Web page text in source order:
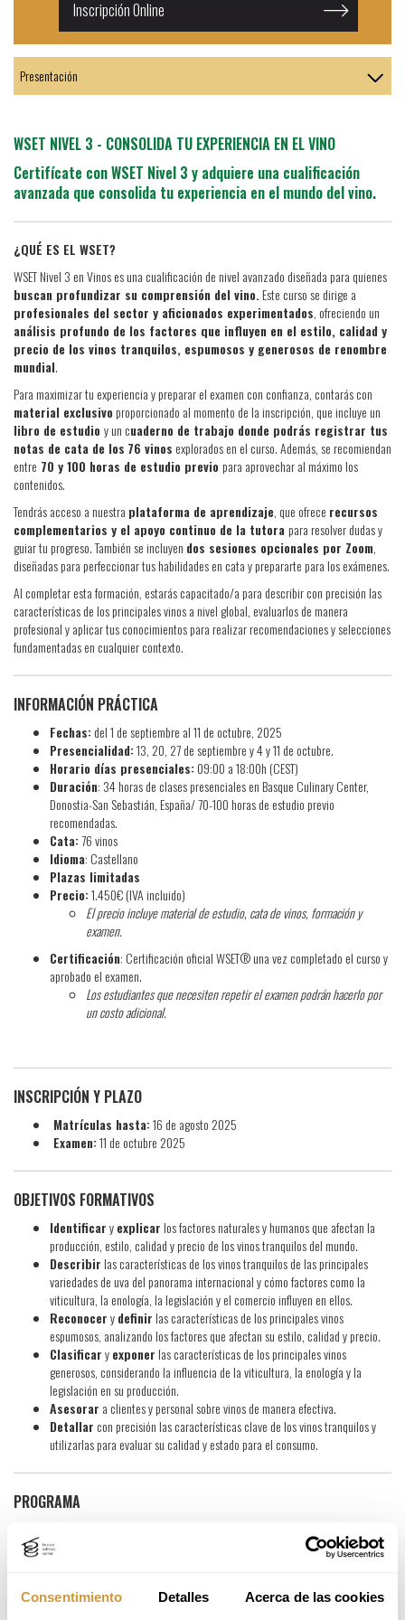
Consentimiento Detalles Acerca de las cookies
Inscripción Online
WSET NIVEL 3 - CONSOLIDA TU EXPERIENCIA EN EL VINO
Certifícate con WSET Nivel 3 y adquiere una cualificación
avanzada que consolida tu experiencia en el mundo del vino.
¿QUÉ ES EL WSET?
WSET Nivel 3 en Vinos es una cualificación de nivel avanzado diseñada para quienes
buscan profundizar su comprensión del vino. Este curso se dirige a
profesionales del sector y aficionados experimentados, ofreciendo un
análisis profundo de los factores que influyen en el estilo, calidad y
precio de los vinos tranquilos, espumosos y generosos de renombre
mundial.
Para maximizar tu experiencia y preparar el examen con confianza, contarás con
material exclusivo proporcionado al momento de la inscripción, que incluye un
libro de estudio y un cuaderno de trabajo donde podrás registrar tus
notas de cata de los 76 vinos explorados en el curso. Además, se recomiendan
entre 70 y 100 horas de estudio previo para aprovechar al máximo los
contenidos.
Tendrás acceso a nuestra plataforma de aprendizaje, que ofrece recursos
complementarios y el apoyo continuo de la tutora para resolver dudas y
guiar tu progreso. También se incluyen dos sesiones opcionales por Zoom,
diseñadas para perfeccionar tus habilidades en cata y prepararte para los exámenes.
Al completar esta formación, estarás capacitado/a para describir con precisión las
características de los principales vinos a nivel global, evaluarlos de manera
profesional y aplicar tus conocimientos para realizar recomendaciones y selecciones
fundamentadas en cualquier contexto.
INFORMACIÓN PRÁCTICA
Fechas: del 1 de septiembre al 11 de octubre, 2025
Presencialidad:13, 20, 27 de septiembre y 4 y 11 de octubre.
Horario días presenciales: 09:00 a 18:00h (CEST)
Duración: 34 horas de clases presenciales en Basque Culinary Center,
Donostia-San Sebastián, España/ 70-100 horas de estudio previo
recomendadas.
Cata:76 vinos
Idioma: Castellano
Plazas limitadas
Precio:1.450€ (IVA incluido)
El precio incluye material de estudio, cata de vinos, formación y
examen.
Certificación: Certificación oficial WSET® una vez completado el curso y
aprobado el examen.
Los estudiantes que necesiten repetir el examen podrán hacerlo por
un costo adicional.
INSCRIPCIÓN Y PLAZO
Matrículas hasta:16 de agosto 2025
Examen:11 de octubre 2025
OBJETIVOS FORMATIVOS
Identificaryexplicar los factores naturales y humanos que afectan la
producción, estilo, calidad y precio de los vinos tranquilos del mundo.
Describir las características de los vinos tranquilos de las principales
variedades de uva del panorama internacional y cómo factores como la
viticultura, la enología, la legislación y el comercio influyen en ellos.
Reconocerydefinir las características de los principales vinos
espumosos, analizando los factores que afectan su estilo, calidad y precio.
Clasificaryexponer las características de los principales vinos
generosos, considerando la influencia de la viticultura, la enología y la
legislación en su producción.
Asesorar a clientes y personal sobre vinos de manera efectiva.
Detallar con precisión las características clave de los vinos tranquilos y
utilizarlas para evaluar su calidad y estado para el consumo.
PROGRAMA
Tema 2.
Factores naturales y la influencia humana en la viña.
Factores humanos en la bodega que influyen en el estilo, la calidad
Tema 4.Blancos de Alemania, Alsacia, Austria y la región de Tokaj, en